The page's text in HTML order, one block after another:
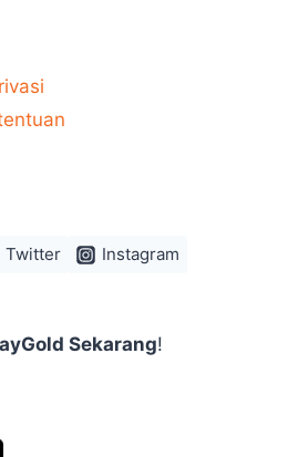
Twitter
Instagram
Sekarang!